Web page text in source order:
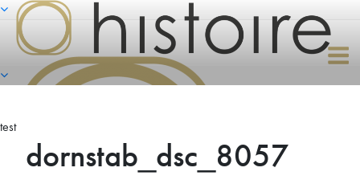
Naar
inhoud
springen
test
dornstab_dsc_8057